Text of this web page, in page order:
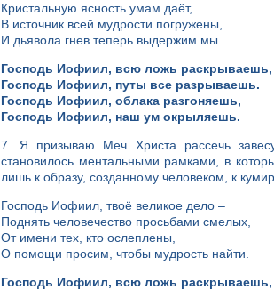
Кристальную ясность умам даёт,
В источник всей мудрости погружены,
И дьявола гнев теперь выдержим мы.
Господь Иофиил, всю ложь раскрываешь,
Господь Иофиил, путы все разрываешь.
Господь Иофиил, облака разгоняешь,
Господь Иофиил, наш ум окрыляешь.
7. Я призываю Меч Христа рассечь
становилось ментальными рамками, в
лишь к образу, созданному человеком, к
Господь Иофиил, твоё великое дело –
Поднять человечество просьбами смелых,
От имени тех, кто ослеплены,
О помощи просим, чтобы мудрость найти.
Господь Иофиил, всю ложь раскрываешь,